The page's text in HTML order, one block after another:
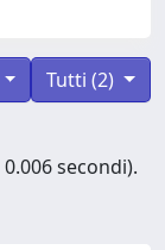
Tutti (2)
secondi).